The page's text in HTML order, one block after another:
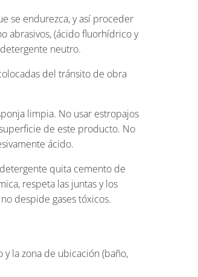
se endurezca, y así proceder
abrasivos, (ácido fluorhídrico y
neutro.
del tránsito de obra
limpia. No usar estropajos
de este producto. No
ácido.
detergente quita cemento de
respeta las juntas y los
despide gases tóxicos.
y la zona de ubicación (baño,